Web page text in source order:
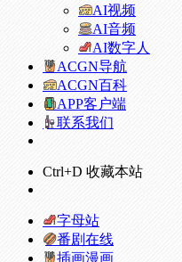
AI视频
AI音频
AI数字人
ACGN导航
ACGN百科
APP客户端
联系我们
Ctrl+D 收藏本站
字母站
番剧在线
插画漫画